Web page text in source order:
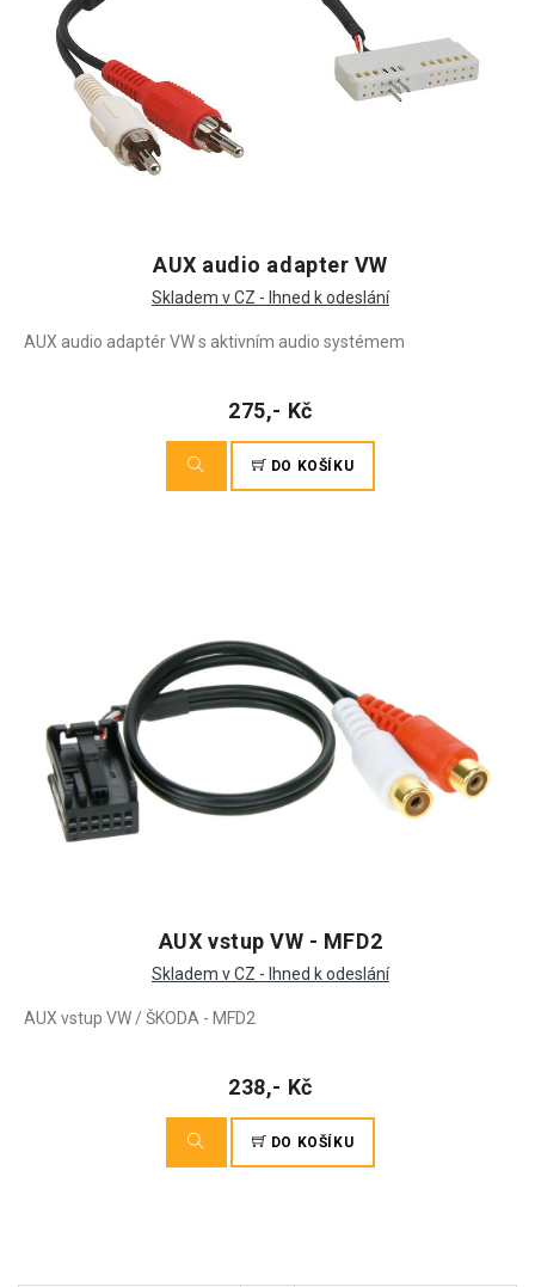
AUX audio adapter VW
Skladem v CZ - Ihned k odeslání
AUX audio adaptér VW s aktivním audio systémem
275,- Kč
DO KOŠÍKU
AUX vstup VW - MFD2
Skladem v CZ - Ihned k odeslání
AUX vstup VW / ŠKODA - MFD2
238,- Kč
DO KOŠÍKU